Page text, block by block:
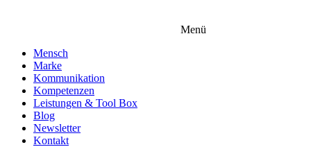
Menü
Mensch
Marke
Kommunikation
Kompetenzen
Leistungen & Tool Box
Blog
Newsletter
Kontakt